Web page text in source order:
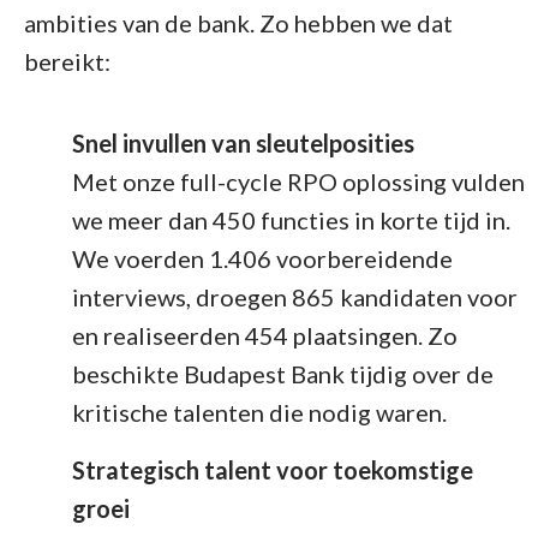
ambities van de bank. Zo hebben we dat
bereikt:
Snel invullen van sleutelposities
Met onze full-cycle RPO oplossing vulden
we meer dan 450 functies in korte tijd in.
We voerden 1.406 voorbereidende
interviews, droegen 865 kandidaten voor
en realiseerden 454 plaatsingen. Zo
beschikte Budapest Bank tijdig over de
kritische talenten die nodig waren.
Strategisch talent voor toekomstige
groei